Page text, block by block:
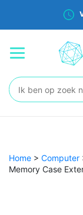
Zoeken:
Home > Computer
Memory Case